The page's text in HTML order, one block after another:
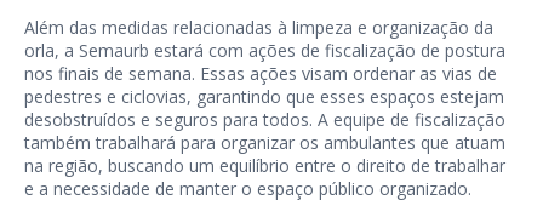
Além das medidas relacionadas à limpeza e organização da
orla, a Semaurb estará com ações de fiscalização de postura
nos finais de semana. Essas ações visam ordenar as vias de
pedestres e ciclovias, garantindo que esses espaços estejam
desobstruídos e seguros para todos. A equipe de fiscalização
também trabalhará para organizar os ambulantes que atuam
na região, buscando um equilíbrio entre o direito de trabalhar
e a necessidade de manter o espaço público organizado.